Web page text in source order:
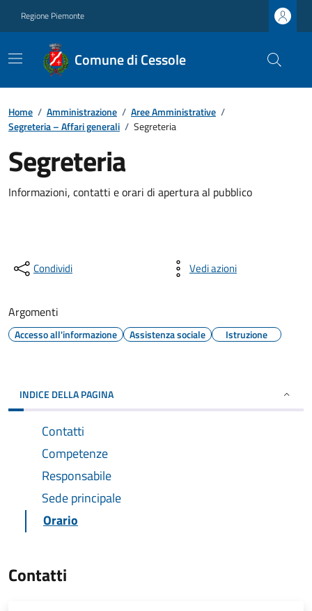
Regione Piemonte
Comune di Cessole
Home / Amministrazione / Aree Amministrative /
Segreteria – Affari generali / Segreteria
Segreteria
Informazioni, contatti e orari di apertura al pubblico
Condividi Vedi azioni
Argomenti
Accesso all'informazione Assistenza sociale Istruzione
INDICE DELLA PAGINA
Contatti
Competenze
Responsabile
Sede principale
Orario
Contatti